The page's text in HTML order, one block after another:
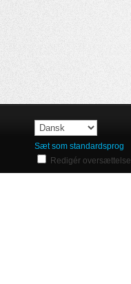
Sæt som standardsprog
Redigér oversættelse